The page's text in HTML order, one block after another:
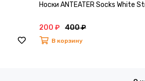
Носки ANTEATER Socks White
200 ₽ 400 ₽
В корзину